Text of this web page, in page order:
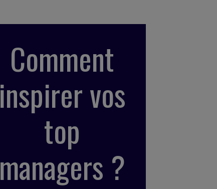
Comment
inspirer vos
top
managers ?